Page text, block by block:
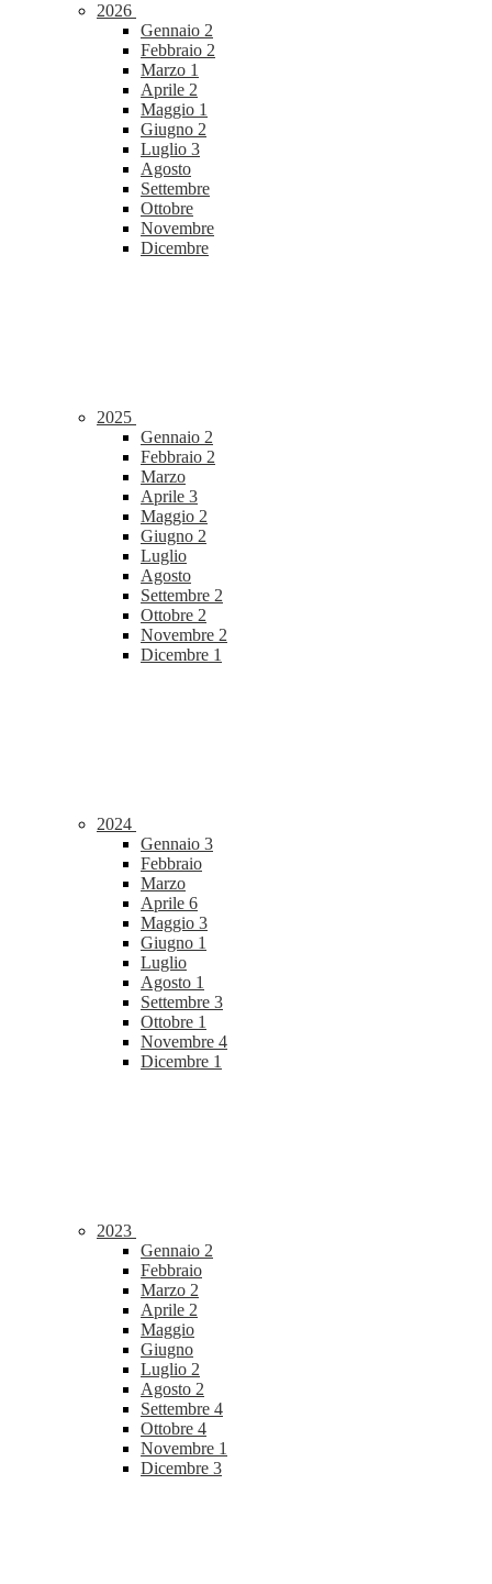
2026
Gennaio 2
Febbraio 2
Marzo 1
Aprile 2
Maggio 1
Giugno 2
Luglio 3
Agosto
Settembre
Ottobre
Novembre
Dicembre
2025
Gennaio 2
Febbraio 2
Marzo
Aprile 3
Maggio 2
Giugno 2
Luglio
Agosto
Settembre 2
Ottobre 2
Novembre 2
Dicembre 1
2024
Gennaio 3
Febbraio
Marzo
Aprile 6
Maggio 3
Giugno 1
Luglio
Agosto 1
Settembre 3
Ottobre 1
Novembre 4
Dicembre 1
2023
Gennaio 2
Febbraio
Marzo 2
Aprile 2
Maggio
Giugno
Luglio 2
Agosto 2
Settembre 4
Ottobre 4
Novembre 1
Dicembre 3